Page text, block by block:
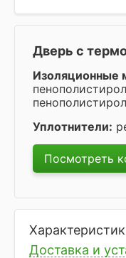
Дверь с
Изоляционные
Уплотнители:
Посмотреть
Доставка и